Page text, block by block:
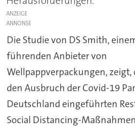
ANZEIGE
Die Studie von DS Smith,
führenden Anbieter von
Wellpappverpackungen, zeigt,
den Ausbruch der Covid-19
Deutschland eingeführten
Social Distancing-